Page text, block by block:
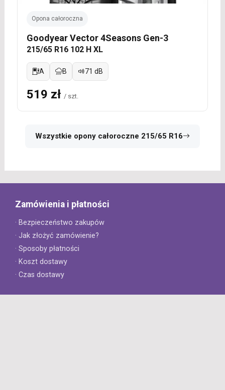
Opona całoroczna
Goodyear Vector 4Seasons Gen-3
215/65 R16 102 H XL
A B 71 dB
519 zł / szt.
Wszystkie opony całoroczne 215/65 R16
Zamówienia i płatności
· Bezpieczeństwo zakupów
· Jak złożyć zamówienie?
· Sposoby płatności
· Koszt dostawy
· Czas dostawy